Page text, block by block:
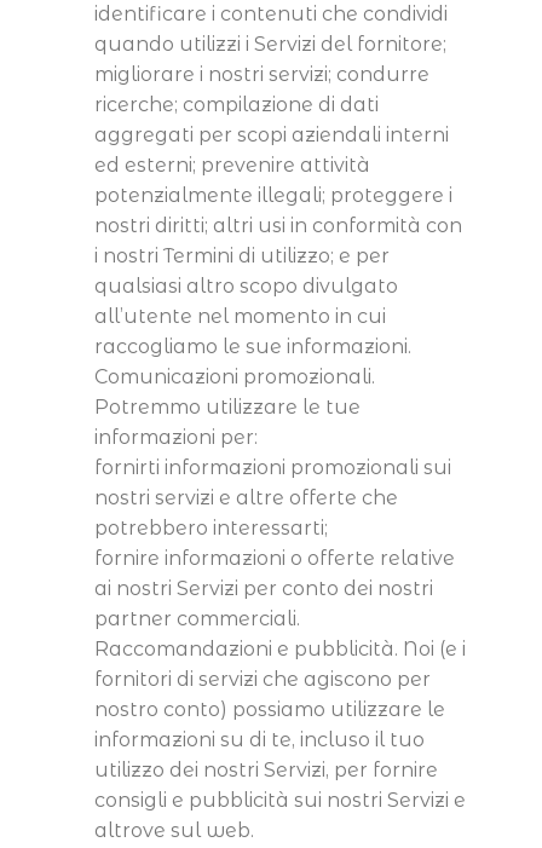
identificare i contenuti che condividi
quando utilizzi i Servizi del fornitore;
migliorare i nostri servizi; condurre
ricerche; compilazione di dati
aggregati per scopi aziendali interni
ed esterni; prevenire attività
potenzialmente illegali; proteggere i
nostri diritti; altri usi in conformità con
i nostri Termini di utilizzo; e per
qualsiasi altro scopo divulgato
all’utente nel momento in cui
raccogliamo le sue informazioni.
Comunicazioni promozionali.
Potremmo utilizzare le tue
informazioni per:
fornirti informazioni promozionali sui
nostri servizi e altre offerte che
potrebbero interessarti;
fornire informazioni o offerte relative
ai nostri Servizi per conto dei nostri
partner commerciali.
Raccomandazioni e pubblicità. Noi (e i
fornitori di servizi che agiscono per
nostro conto) possiamo utilizzare le
informazioni su di te, incluso il tuo
utilizzo dei nostri Servizi, per fornire
consigli e pubblicità sui nostri Servizi e
altrove sul web.